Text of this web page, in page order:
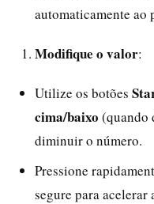
automaticamente ao
Modifique o valor:
Utilize os botões
cima/baixo (quando
diminuir o número.
Pressione
segure para acelerar